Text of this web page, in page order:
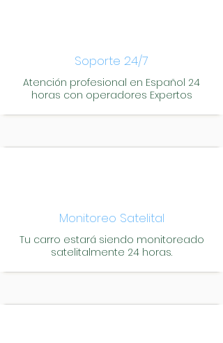
Soporte 24/7
Atención profesional en Español 24
horas con operadores Expertos
Monitoreo Satelital
Tu carro estará siendo monitoreado
satelitalmente 24 horas.